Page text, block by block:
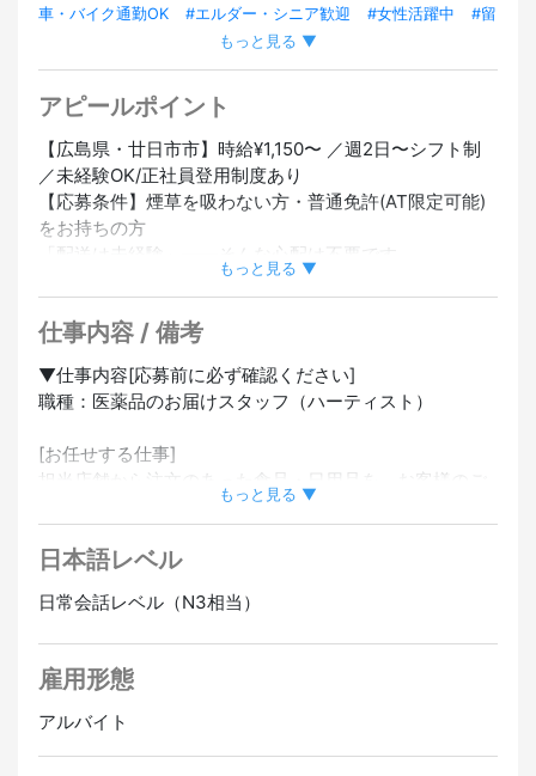
車・バイク通勤OK
#エルダー・シニア歓迎 #女性活躍中
#留
#資格取得サポートあり #産休・育休あり
り
#副業・WワークOK #夜勤なし #正社員登用あり
#未経
験OK
#経験者優遇
もっと見る ▼
アピールポイント
【広島県・廿日市市】時給¥1,150〜 ／週2日〜シフト制
／未経験OK/正社員登用制度あり
【応募条件】煙草を吸わない方・普通免許(AT限定可能)
をお持ちの方
「配送は未経験」——そんな心配は不要です。
入社後は先輩スタッフが同乗して丁寧に研修。
▼『ココネット』で働くやりがいとは？
らない方のために、食品や日用品をお届けするココネッ
ト。
あるというポリシーから、配送スタッフを「ハーティス
ト」（心に携わる人)と呼び、
▼求める日本語レベルについて
N3レベル（日常会話ができる程度）があれば大丈夫で
▼この求人はこんな方にぴったりです
がとう」がやりがいになる仕事です。
もっと見る ▼
仕事内容 / 備考
▼仕事内容[応募前に必ず確認ください]
職種：医薬品のお届けスタッフ（ハーティスト）
[お任せする仕事]
担当店舗から注文のあった食品・日用品を、お客様のご
自宅へ軽自動車でお届けします。
〈具体的には〉
・近隣エリアへの配送（1日複数便）
・お客様への商品受け渡し・挨拶
※車両は会社貸与の軽自動車を使用
※普通自動車免許（AT限定可）が必須
もっと見る ▼
日本語レベル
日常会話レベル（N3相当）
雇用形態
アルバイト